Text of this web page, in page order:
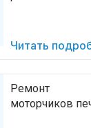
Читать
Ремонт
моторчиков